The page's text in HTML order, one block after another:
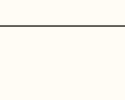
en
izquierda